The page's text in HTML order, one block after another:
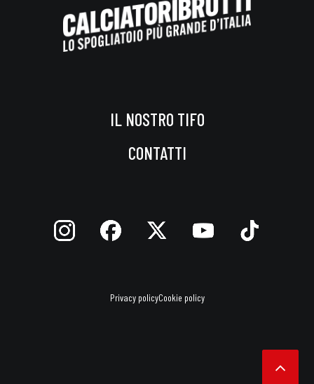
IL NOSTRO TIFO
CONTATTI
Privacy policyCookie policy